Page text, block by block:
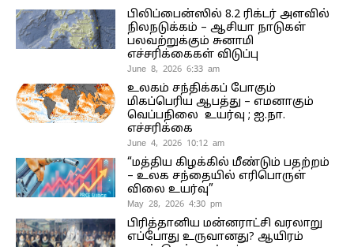
பிலிப்பைன்ஸில் 8.2 ரிக்டர் அளவில்
நிலநடுக்கம் – ஆசியா நாடுகள்
பலவற்றுக்கும் சுனாமி
எச்சரிக்கைகள் விடுப்பு
June 8, 2026 6:33 am
உலகம் சந்திக்கப் போகும்
மிகப்பெரிய ஆபத்து – எமனாகும்
வெப்பநிலை உயர்வு ; ஐ.நா.
எச்சரிக்கை
June 4, 2026 10:12 am
“மத்திய கிழக்கில் மீண்டும் பதற்றம்
– உலக சந்தையில் எரிபொருள்
விலை உயர்வு”
May 28, 2026 4:30 pm
பிரித்தானிய மன்னராட்சி வரலாறு
எப்போது உருவானது? ஆயிரம்